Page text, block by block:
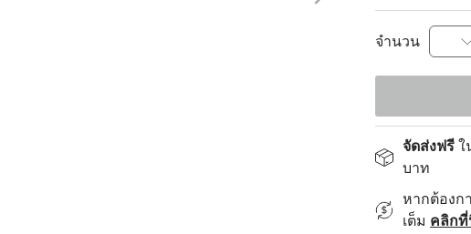
จำนวน
จัดส่งฟรี ใ
บาท
หากต้องก
เต็ม คลิก